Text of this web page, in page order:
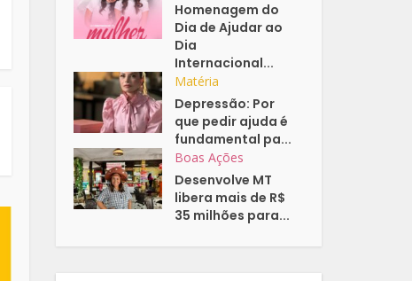
Homenagem do
Dia de Ajudar ao
Dia
Internacional...
Matéria
Depressão: Por
que pedir ajuda é
fundamental pa...
Boas Ações
Desenvolve MT
libera mais de R$
35 milhões para...